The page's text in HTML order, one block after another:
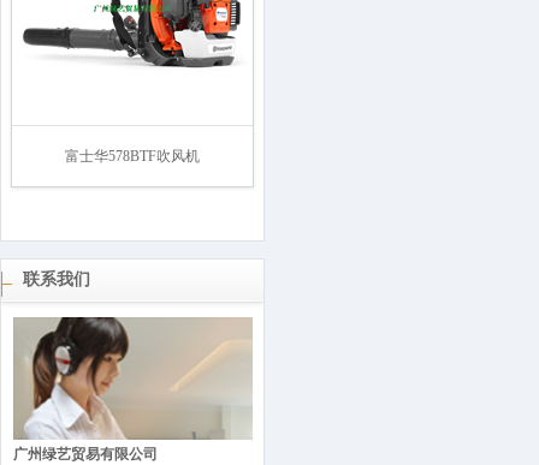
富士华578BTF吹风机
联系我们
广州绿艺贸易有限公司